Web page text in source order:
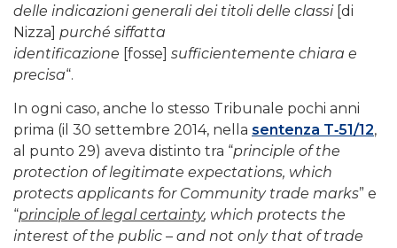
delle indicazioni generali dei titoli delle classi [di
Nizza] purché siffatta
identificazione [fosse] sufficientemente chiara e
precisa“.
In ogni caso, anche lo stesso Tribunale pochi anni
prima (il 30 settembre 2014, nella sentenza T‑51/12,
al punto 29) aveva distinto tra “principle of the
protection of legitimate expectations, which
protects applicants for Community trade marks” e
“principle of legal certainty, which protects the
interest of the public – and not only that of trade